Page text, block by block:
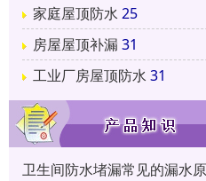
家庭屋顶防水 25
房屋屋顶补漏31
工业厂房屋顶防水 31
卫生间防水堵漏常见的漏水